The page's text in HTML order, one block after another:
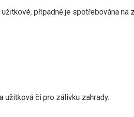
případně je spotřebována na
užitková či pro zálivku zahrady.